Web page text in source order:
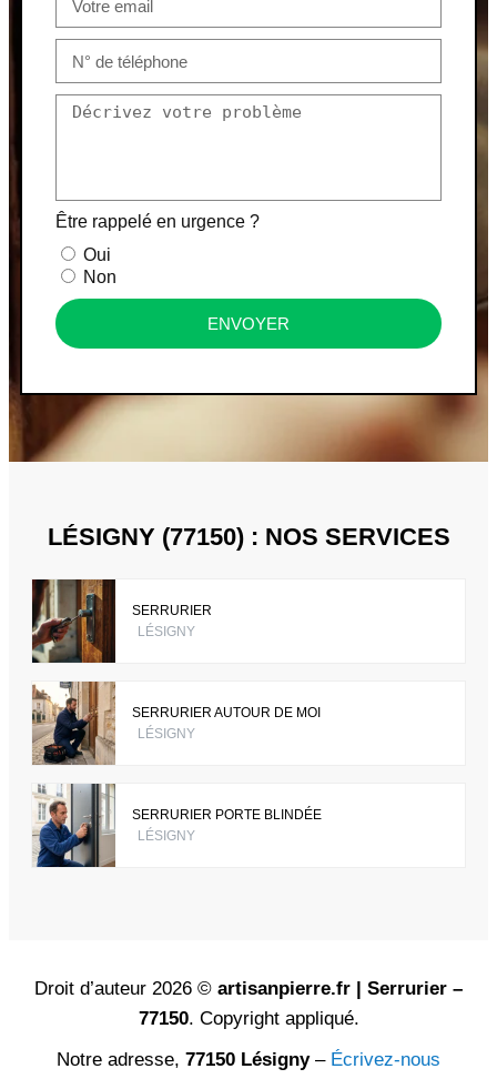
Être rappelé en urgence ?
Oui
Non
ENVOYER
LÉSIGNY (77150) : NOS SERVICES
SERRURIER
LÉSIGNY
SERRURIER AUTOUR DE MOI
LÉSIGNY
SERRURIER PORTE BLINDÉE
LÉSIGNY
Droit d’auteur 2026 © artisanpierre.fr | Serrurier –
77150. Copyright appliqué.
Notre adresse, 77150 Lésigny– Écrivez-nous